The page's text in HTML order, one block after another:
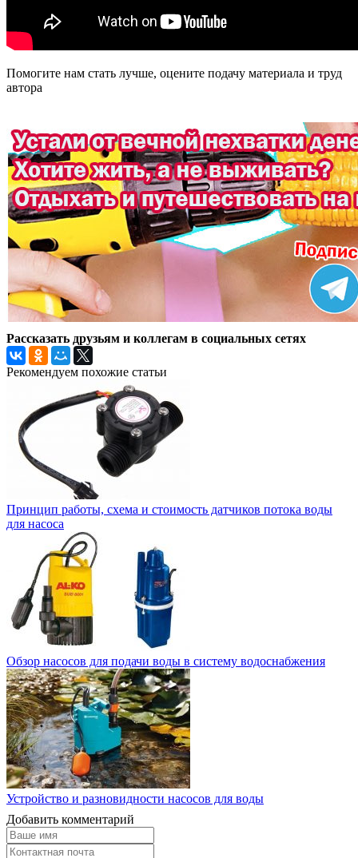
Помогите нам стать лучше, оцените подачу материала и труд
автора
Рассказать друзьям и коллегам в социальных сетях
Рекомендуем похожие статьи
Принцип работы, схема и стоимость датчиков потока воды
для насоса
Обзор насосов для подачи воды в систему водоснабжения
Устройство и разновидности насосов для воды
Добавить комментарий